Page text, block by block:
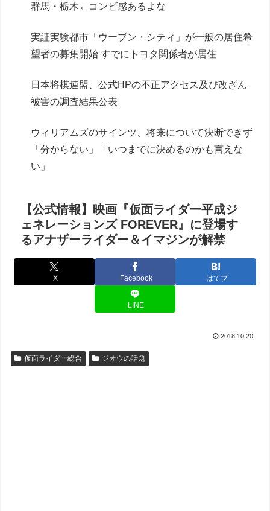
群馬・栃木←コンビ感あるよな
実証実験都市「ウーブン・シティ」が一般の居住希
望者の募集開始 すでにトヨタ関係者が居住
日本将棋連盟、公式HPの不正アクセス及び改ざん
被害の調査結果公表
ウィリアムズのサインツ、将来について決断できず
「分からない」「いつまでに決めるのかも言えな
い」
【公式情報】映画『仮面ライダー平成ジ
ェネレーションズ FOREVER』に登場す
るアナザーライダー＆イマジンが解禁
X Facebook はてブ
LINE
2018.10.20
仮面ライダー総合 ジオウの話題